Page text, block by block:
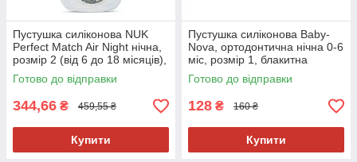
Пустушка силіконова NUK
Perfect Match Air Night нічна,
розмір 2 (від 6 до 18 місяців),
вівця/зірки, 2 шт
Готово до відправки
344,66 ₴ 459,55 ₴
Купити
Пустушка силіконова Baby-
Nova, ортодонтична нічна 0-6
міс, розмір 1, блакитна
Готово до відправки
128 ₴ 160 ₴
Купити